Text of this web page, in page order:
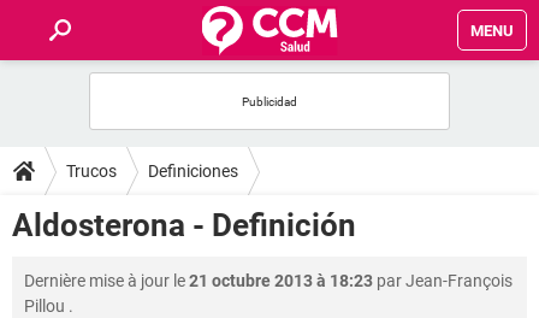
MENU
FORUMS
SALUD
FAMILIA
Trucos Definiciones
Aldosterona - Definición
Dernière mise à jour le21 octubre 2013 à 18:23 parJean-François
Pillou .